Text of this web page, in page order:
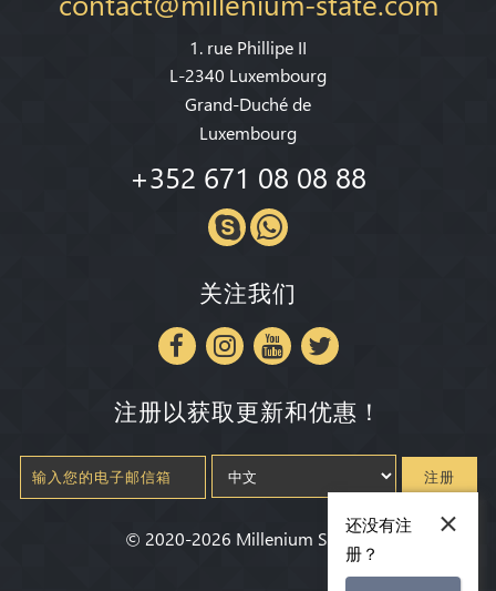
1. rue Phillipe II
L-2340 Luxembourg
Grand-Duché de
Luxembourg
+352 671 08 08 88
关注我们
注册以获取更新和优惠！
注册
© 2020-2026 Millenium State® ×
还没有注
册？